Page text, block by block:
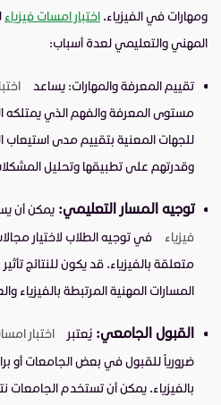
ومهارات في الفيزياء. اختبار امسات فيزياء
المهني والتعليمي لعدة أسباب:
تقييم المعرفة والمهارات: يساعد
مستوى المعرفة والفهم الذي يمتلكه
للجهات المعنية بتقييم مدى استيعاب
وقدرتهم على تطبيقها وتحليل المشكلات
توجيه المسار التعليمي: يمكن أن
فيزياء
في توجيه الطلاب لاختيار
متعلقة بالفيزياء. قد يكون للنتائج
المسارات المهنية المرتبطة بالفيزياء
القبول الجامعي: يُعتبر اختبار
ضرورياً للقبول في بعض الجامعات أو
بالفيزياء. يمكن أن تستخدم الجامعات